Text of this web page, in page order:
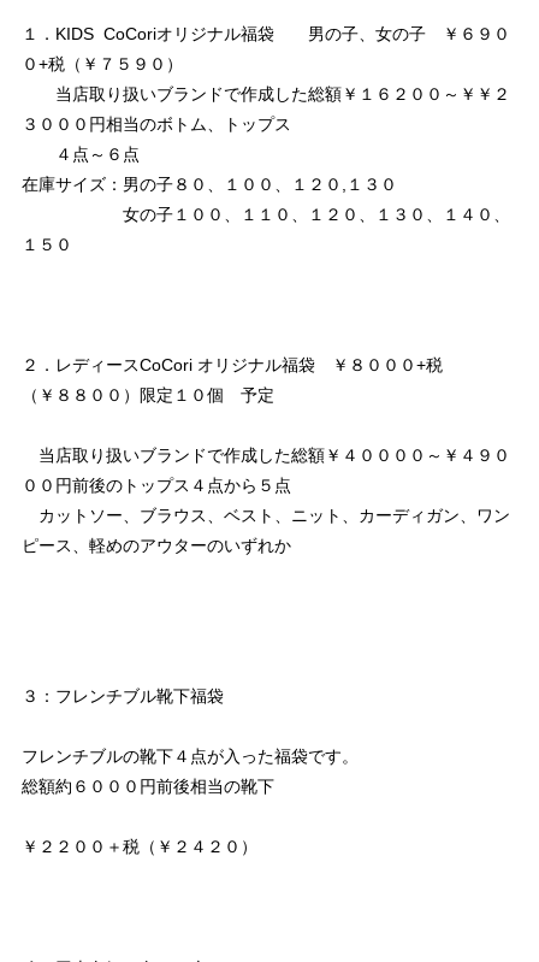
１．KIDS CoCoriオリジナル福袋 男の子、女の子 ￥６９０
０+税（￥７５９０）
当店取り扱いブランドで作成した総額￥１６２００～￥￥２
３０００円相当のボトム、トップス
４点～６点
在庫サイズ：男の子８０、１００、１２０,１３０
女の子１００、１１０、１２０、１３０、１４０、
１５０
２．レディースCoCori オリジナル福袋 ￥８０００+税
（￥８８００）限定１０個 予定
当店取り扱いブランドで作成した総額￥４００００～￥４９０
００円前後のトップス４点から５点
カットソー、ブラウス、ベスト、ニット、カーディガン、ワン
ピース、軽めのアウターのいずれか
３：フレンチブル靴下福袋
フレンチブルの靴下４点が入った福袋です。
総額約６０００円前後相当の靴下
￥２２００＋税（￥２４２０）